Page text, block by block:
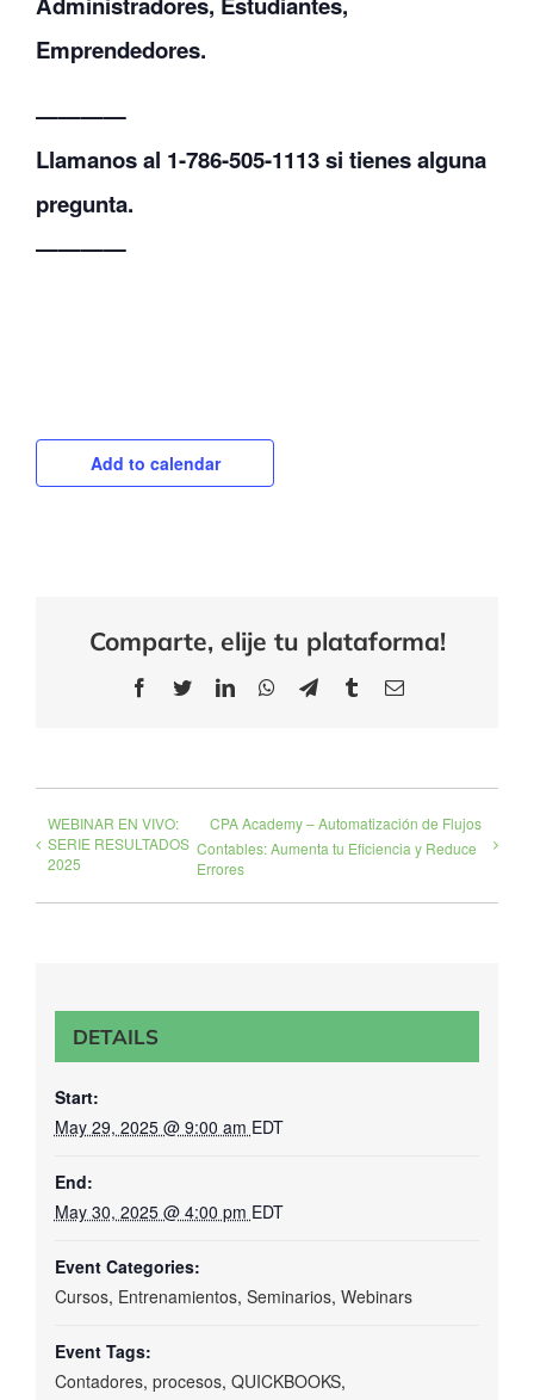
Emprendedores.
————
Llamanos al 1-786-505-1113 si tienes alguna
pregunta.
————
Add to calendar
Comparte, elije tu plataforma!
Facebook
TwitterLinkedInWhatsApp
TelegramTumblrEmail
WEBINAR EN VIVO:
SERIE RESULTADOS
2025
CPA Academy – Automatización de Flujos
Contables: Aumenta tu Eficiencia y Reduce
Errores
DETAILS
Start:
May 29, 2025 @ 9:00 am EDT
End:
May 30, 2025 @ 4:00 pm EDT
Event Categories:
Cursos, Entrenamientos, Seminarios, Webinars
Event Tags:
Contadores, procesos, QUICKBOOKS,